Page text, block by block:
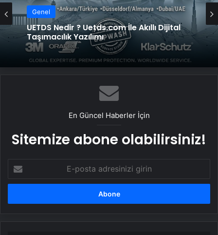
Genel
UETDS Nedir ? Uetds.com İle Akıllı Dijital
Taşımacılık Yazılımı
Genel
Yeni Dünya Düzensizliği Çağında Türk Dış
Politikası ve Hakan Fidan Faktörü
En Güncel Haberler İçin
Sitemize abone olabilirsiniz!
posta
adresinizi